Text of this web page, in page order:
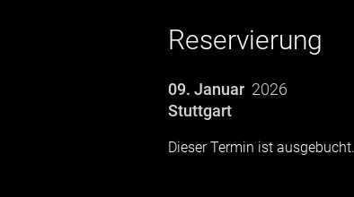
Reservierung
09. Januar 2026
Stuttgart
Dieser Termin ist ausgebucht.